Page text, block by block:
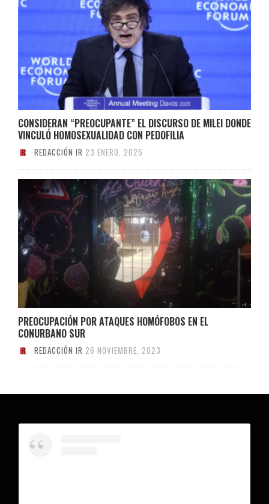
CONSIDERAN “PREOCUPANTE” EL DISCURSO DE MILEI DONDE
VINCULÓ HOMOSEXUALIDAD CON PEDOFILIA
REDACCIÓN IR 23 ENERO, 2025
PREOCUPACIÓN POR ATAQUES HOMÓFOBOS EN EL
CONURBANO SUR
REDACCIÓN IR 26 NOVIEMBRE, 2023